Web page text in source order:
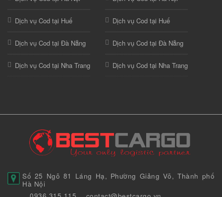
Dịch vụ Cod tại Huế
Dịch vụ Cod tại Đà Nẵng
Dịch vụ Cod tại Nha Trang
Dịch vụ Cod tại Huế
Dịch vụ Cod tại Đà Nẵng
Dịch vụ Cod tại Nha Trang
Số 25 Ngõ 81 Láng Hạ, Phường Giảng Võ, Thành phố
Hà Nội